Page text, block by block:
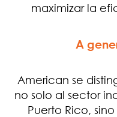
maximizar la
A
American se
no solo al sector
Puerto Rico,